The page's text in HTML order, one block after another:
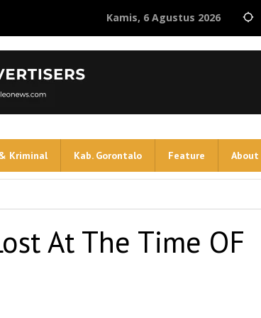
Kamis, 6 Agustus 2026
Kriminal Kab. Gorontalo Feature About
At The Time OF